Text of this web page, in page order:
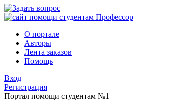
О портале
Авторы
Лента заказов
Помощь
Вход
Регистрация
Портал помощи студентам №1